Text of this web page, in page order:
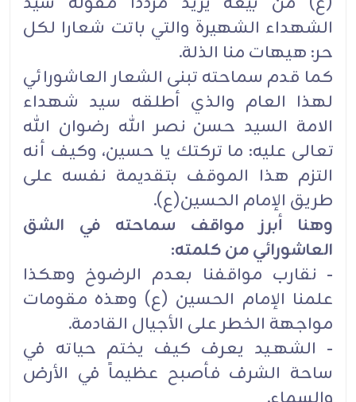
الشهداء الشهيرة والتي باتت شعارا لكل
حر: هيهات منا الذلة.
كما قدم سماحته تبنى الشعار العاشورائي
لهذا العام والذي أطلقه سيد شهداء
الامة السيد حسن نصر الله رضوان الله
تعالى عليه: ما تركتك يا حسين، وكيف أنه
التزم هذا الموقف بتقديمة نفسه على
طريق الإمام الحسين(ع).
وهنا أبرز مواقف سماحته في الشق
العاشورائي من كلمته:
- نقارب مواقفنا بعدم الرضوخ وهكذا
علمنا الإمام الحسين (ع) وهذه مقومات
مواجهة الخطر على الأجيال القادمة.
- الشهـيد يعرف كيف يختم حياته في
ساحة الشرف فأصبح عظيماً في الأرض